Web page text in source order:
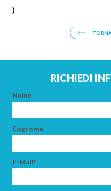
}
RICHIEDI
Nome
Cognome
E-Mail*